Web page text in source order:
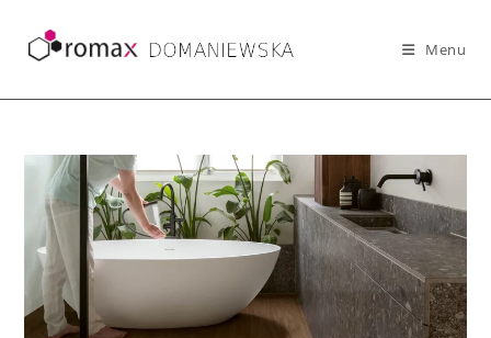
content
Menu